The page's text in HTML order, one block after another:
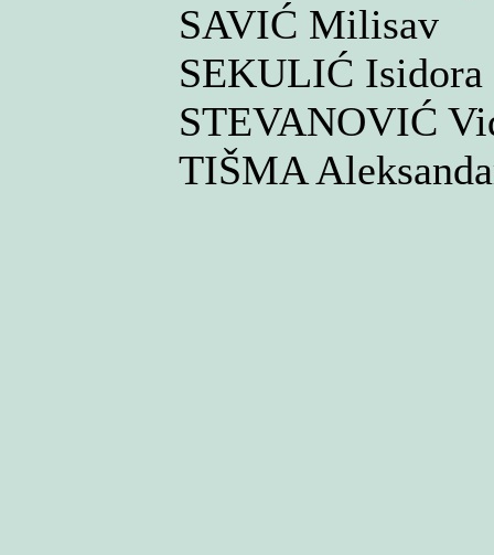
SAVIĆ Milisav
SEKULIĆ Isidora
STEVANOVIĆ
TIŠMA